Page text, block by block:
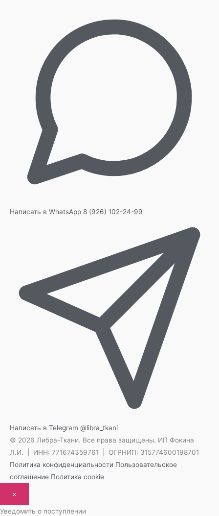
Написать в WhatsApp 8 (926) 102-24-99
Написать в Telegram @libra_tkani
© 2026 Либра-Ткани. Все права защищены. ИП Фокина
Л.И. | ИНН: 771674359761 | ОГРНИП: 315774600198701
Политика конфиденциальности Пользовательское
соглашение Политика cookie
×
Уведомить о поступлении